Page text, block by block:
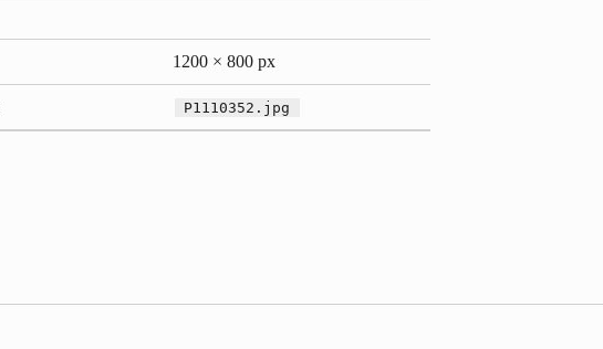
1200 × 800 px
P1110352.jpg